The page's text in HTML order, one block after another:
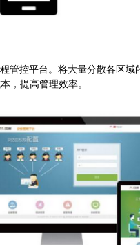
控平台。将大量分散各区
，提高管理效率。